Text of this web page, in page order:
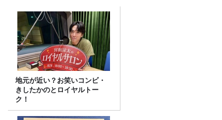
地元が近い？お笑いコンビ・
きしたかのとロイヤルトー
ク！